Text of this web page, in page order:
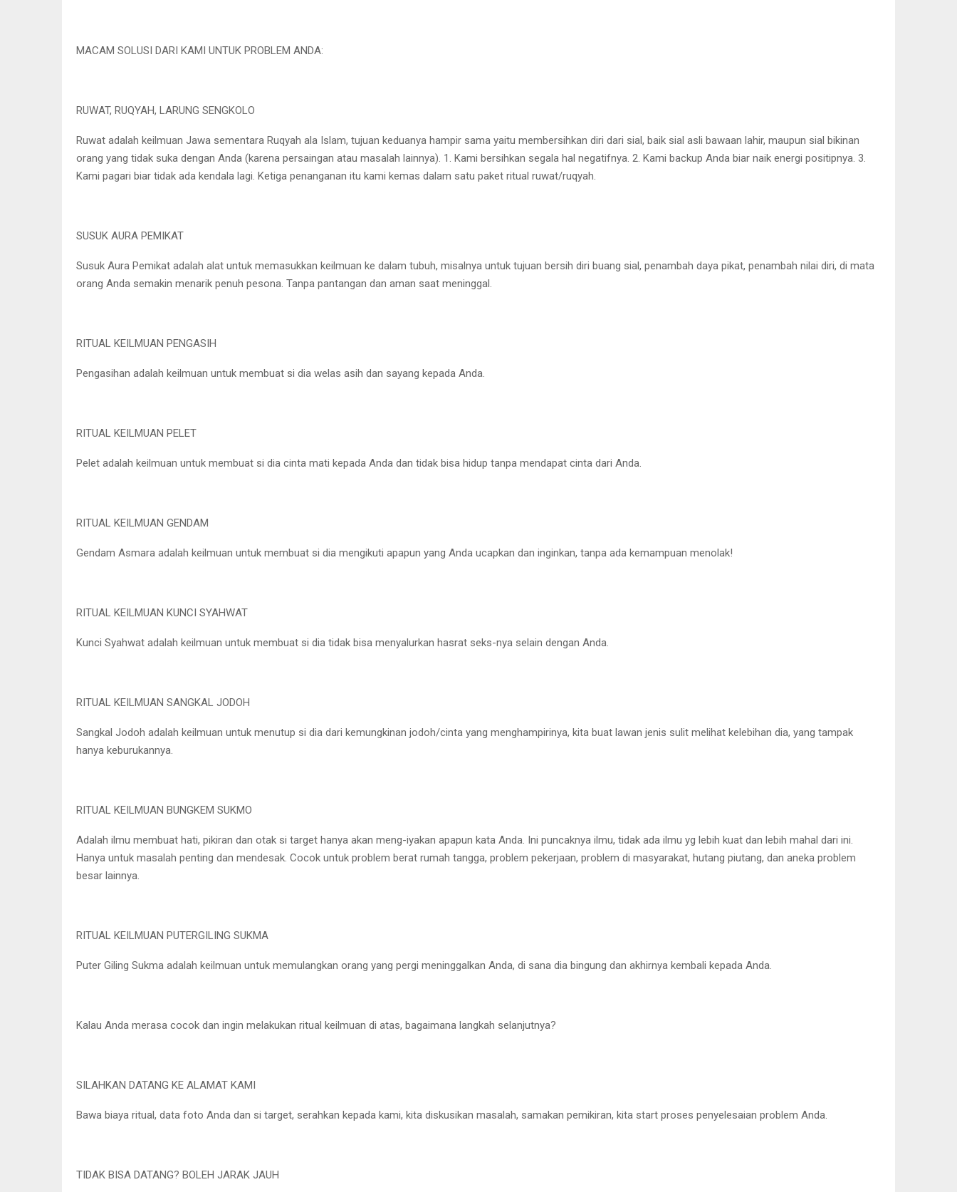
MACAM SOLUSI DARI KAMI UNTUK PROBLEM ANDA:
RUWAT, RUQYAH, LARUNG SENGKOLO
Ruwat adalah keilmuan Jawa sementara Ruqyah ala Islam, tujuan keduanya hampir sama yaitu membersihkan diri dari sial, baik sial asli bawaan lahir, maupun sial bikinan
orang yang tidak suka dengan Anda (karena persaingan atau masalah lainnya). 1. Kami bersihkan segala hal negatifnya. 2. Kami backup Anda biar naik energi positipnya. 3.
Kami pagari biar tidak ada kendala lagi. Ketiga penanganan itu kami kemas dalam satu paket ritual ruwat/ruqyah.
SUSUK AURA PEMIKAT
Susuk Aura Pemikat adalah alat untuk memasukkan keilmuan ke dalam tubuh, misalnya untuk tujuan bersih diri buang sial, penambah daya pikat, penambah nilai diri, di mata
orang Anda semakin menarik penuh pesona. Tanpa pantangan dan aman saat meninggal.
RITUAL KEILMUAN PENGASIH
Pengasihan adalah keilmuan untuk membuat si dia welas asih dan sayang kepada Anda.
RITUAL KEILMUAN PELET
Pelet adalah keilmuan untuk membuat si dia cinta mati kepada Anda dan tidak bisa hidup tanpa mendapat cinta dari Anda.
RITUAL KEILMUAN GENDAM
Gendam Asmara adalah keilmuan untuk membuat si dia mengikuti apapun yang Anda ucapkan dan inginkan, tanpa ada kemampuan menolak!
RITUAL KEILMUAN KUNCI SYAHWAT
Kunci Syahwat adalah keilmuan untuk membuat si dia tidak bisa menyalurkan hasrat seks-nya selain dengan Anda.
RITUAL KEILMUAN SANGKAL JODOH
Sangkal Jodoh adalah keilmuan untuk menutup si dia dari kemungkinan jodoh/cinta yang menghampirinya, kita buat lawan jenis sulit melihat kelebihan dia, yang tampak
hanya keburukannya.
RITUAL KEILMUAN BUNGKEM SUKMO
Adalah ilmu membuat hati, pikiran dan otak si target hanya akan meng-iyakan apapun kata Anda. Ini puncaknya ilmu, tidak ada ilmu yg lebih kuat dan lebih mahal dari ini.
Hanya untuk masalah penting dan mendesak. Cocok untuk problem berat rumah tangga, problem pekerjaan, problem di masyarakat, hutang piutang, dan aneka problem
besar lainnya.
RITUAL KEILMUAN PUTERGILING SUKMA
Puter Giling Sukma adalah keilmuan untuk memulangkan orang yang pergi meninggalkan Anda, di sana dia bingung dan akhirnya kembali kepada Anda.
Kalau Anda merasa cocok dan ingin melakukan ritual keilmuan di atas, bagaimana langkah selanjutnya?
SILAHKAN DATANG KE ALAMAT KAMI
Bawa biaya ritual, data foto Anda dan si target, serahkan kepada kami, kita diskusikan masalah, samakan pemikiran, kita start proses penyelesaian problem Anda.
TIDAK BISA DATANG? BOLEH JARAK JAUH